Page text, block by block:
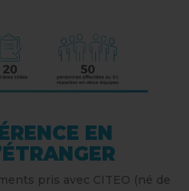
EN
pris avec CITEO (né de